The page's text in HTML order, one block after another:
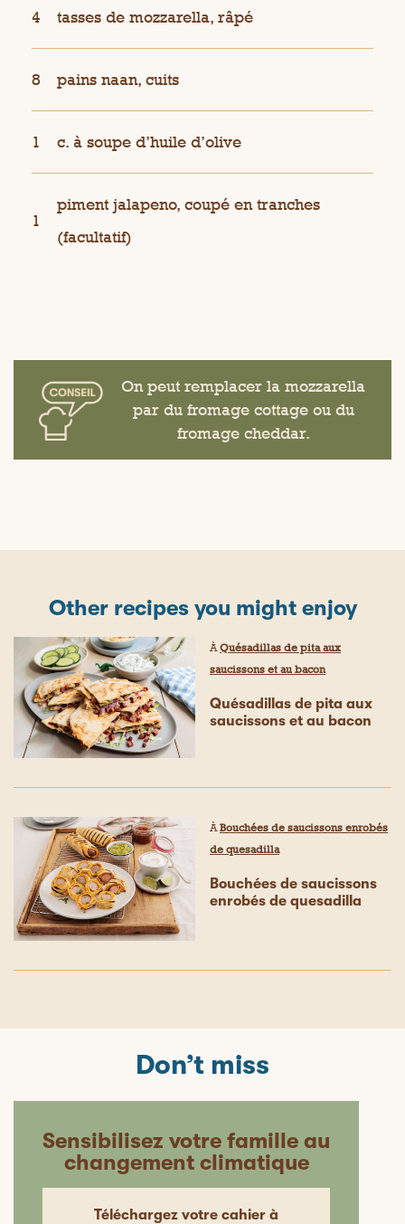
4 tasses de mozzarella, râpé
8 pains naan, cuits
1 c. à soupe d’huile d’olive
1
piment jalapeno, coupé en tranches
(facultatif)
On peut remplacer la mozzarella
par du fromage cottage ou du
fromage cheddar.
Other recipes you might enjoy
ÀQuésadillas de pita aux
saucissons et au bacon
Quésadillas de pita aux
saucissons et au bacon
À Bouchées de saucissons enrobés
de quesadilla
Bouchées de saucissons
enrobés de quesadilla
Don’t miss
Sensibilisez votre famille au
changement climatique
Téléchargez votre cahier à